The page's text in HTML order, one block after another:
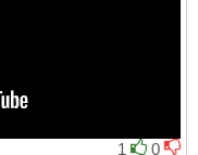
1 0